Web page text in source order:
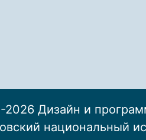
Дизайн и
национальный